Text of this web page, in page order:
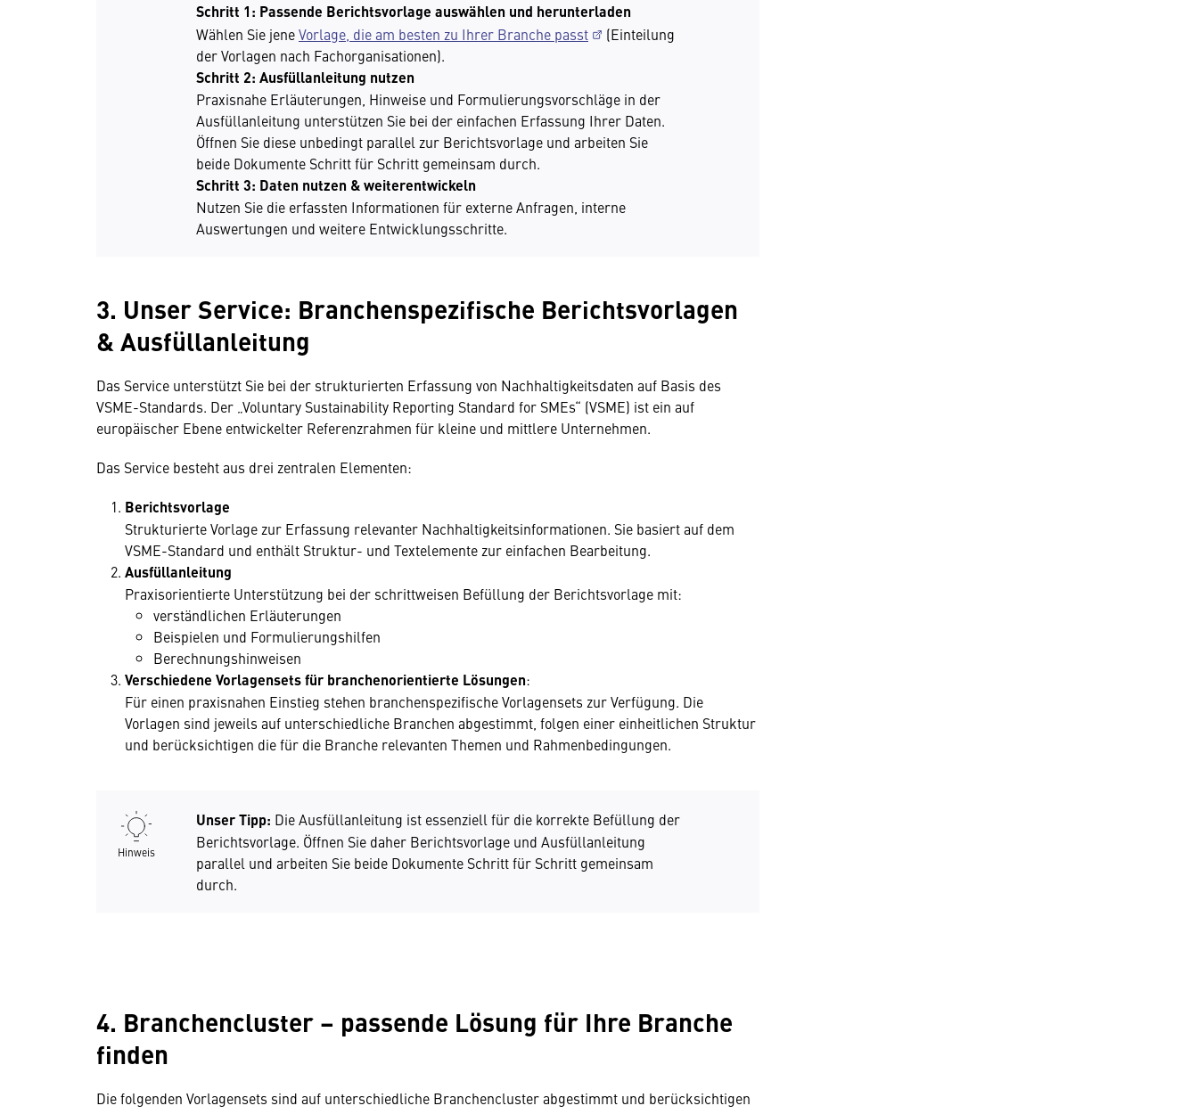
Schritt 1: Passende Berichtsvorlage auswählen und herunterladen
Wählen Sie jeneVorlage, die am besten zu Ihrer Branche passt
(Einteilung
der Vorlagen nach Fachorganisationen).
Schritt 2: Ausfüllanleitung nutzen
Praxisnahe Erläuterungen, Hinweise und Formulierungsvorschläge in der
Ausfüllanleitung unterstützen Sie bei der einfachen Erfassung Ihrer Daten.
Öffnen Sie diese unbedingt parallel zur Berichtsvorlage und arbeiten Sie
beide Dokumente Schritt für Schritt gemeinsam durch.
Schritt 3: Daten nutzen & weiterentwickeln
Nutzen Sie die erfassten Informationen für externe Anfragen, interne
Auswertungen und weitere Entwicklungsschritte.
3. Unser Service: Branchenspezifische Berichtsvorlagen
& Ausfüllanleitung
Das Service unterstützt Sie bei der strukturierten Erfassung von Nachhaltigkeitsdaten auf Basis des
VSME-Standards. Der „Voluntary Sustainability Reporting Standard for SMEs“ (VSME) ist ein auf
europäischer Ebene entwickelter Referenzrahmen für kleine und mittlere Unternehmen.
Das Service besteht aus drei zentralen Elementen:
Berichtsvorlage
Strukturierte Vorlage zur Erfassung relevanter Nachhaltigkeitsinformationen. Sie basiert auf dem
VSME-Standard und enthält Struktur- und Textelemente zur einfachen Bearbeitung.
Ausfüllanleitung
Praxisorientierte Unterstützung bei der schrittweisen Befüllung der Berichtsvorlage mit:
verständlichen Erläuterungen
Beispielen und Formulierungshilfen
Berechnungshinweisen
Verschiedene Vorlagensets für branchenorientierte Lösungen:
Für einen praxisnahen Einstieg stehen branchenspezifische Vorlagensets zur Verfügung. Die
Vorlagen sind jeweils auf unterschiedliche Branchen abgestimmt, folgen einer einheitlichen Struktur
und berücksichtigen die für die Branche relevanten Themen und Rahmenbedingungen.
Hinweis
Unser Tipp: Die Ausfüllanleitung ist essenziell für die korrekte Befüllung der
Berichtsvorlage. Öffnen Sie daher Berichtsvorlage und Ausfüllanleitung
parallel und arbeiten Sie beide Dokumente Schritt für Schritt gemeinsam
durch.
4. Branchencluster – passende Lösung für Ihre Branche
finden
Die folgenden Vorlagensets sind auf unterschiedliche Branchencluster abgestimmt und berücksichtigen